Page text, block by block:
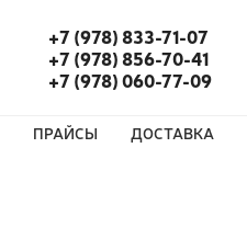
+7 (978) 833-71-07
+7 (978) 856-70-41
+7 (978) 060-77-09
ПРАЙСЫ ДОСТАВКА